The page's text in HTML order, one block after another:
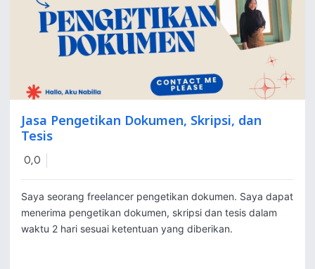
Jasa Pengetikan Dokumen, Skripsi, dan
Tesis
0,0
Saya seorang freelancer pengetikan dokumen. Saya dapat
menerima pengetikan dokumen, skripsi dan tesis dalam
waktu 2 hari sesuai ketentuan yang diberikan.